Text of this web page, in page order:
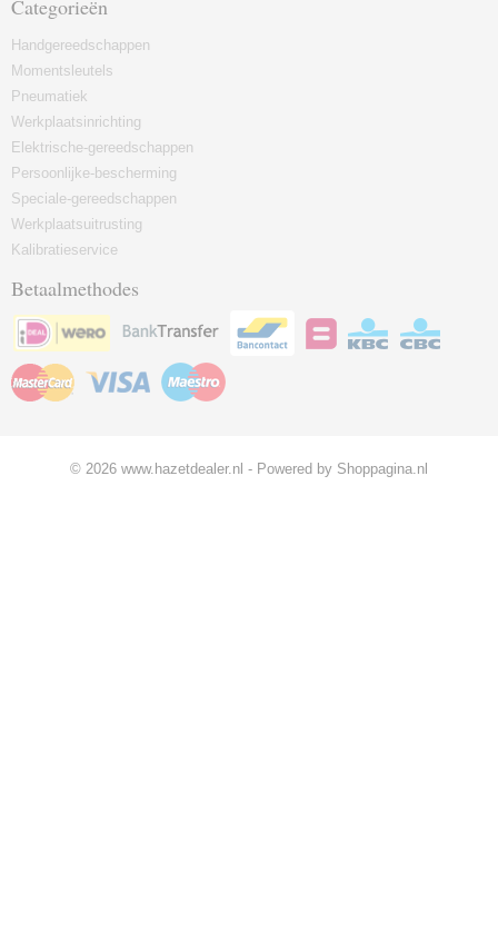
Categorieën
Handgereedschappen
Momentsleutels
Pneumatiek
Werkplaatsinrichting
Elektrische-gereedschappen
Persoonlijke-bescherming
Speciale-gereedschappen
Werkplaatsuitrusting
Kalibratieservice
Betaalmethodes
© 2026 www.hazetdealer.nl - Powered by Shoppagina.nl